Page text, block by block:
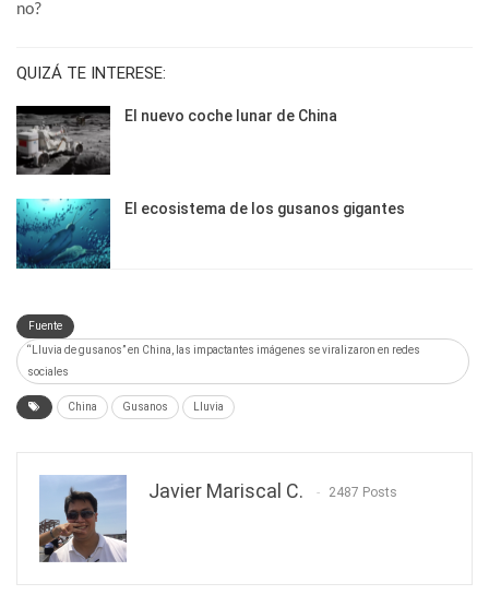
no?
QUIZÁ TE INTERESE:
El nuevo coche lunar de China
El ecosistema de los gusanos gigantes
Fuente
“Lluvia de gusanos” en China, las impactantes imágenes se viralizaron en redes
sociales
China Gusanos Lluvia
Javier Mariscal C. 2487 Posts